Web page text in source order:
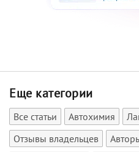
Еще категории
Все статьи Автохимия
Отзывы владельцев